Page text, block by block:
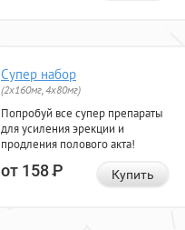
Супер набор
(2х160мг, 4х80мг)
Попробуй все супер препараты
для усиления эрекции и
продления полового акта!
от 158Р Купить